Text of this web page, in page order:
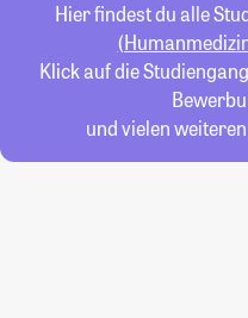
Hier findest du alle
Klick auf die
und vielen